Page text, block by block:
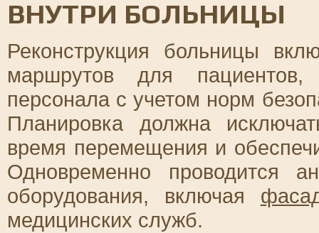
ВНУТРИ БОЛЬНИЦЫ
Реконструкция больницы
маршрутов для
персонала с учетом норм
Планировка должна
время перемещения и
Одновременно проводится
оборудования, включая
медицинских служб.